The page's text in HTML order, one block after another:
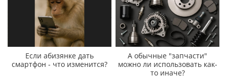
Если абизянке дать
смартфон - что изменится?
А обычные "запчасти"
можно ли использовать как-
то иначе?